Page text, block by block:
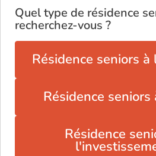
Quel type de résidence
recherchez-vous ?
Résidence seniors
Résidence seniors
Résidence